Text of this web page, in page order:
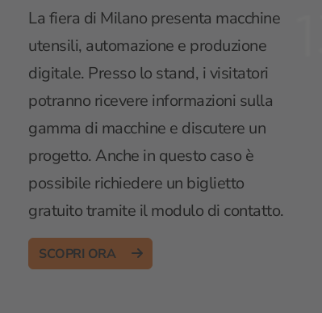
La fiera di Milano presenta macchine
utensili, automazione e produzione
digitale. Presso lo stand, i visitatori
potranno ricevere informazioni sulla
gamma di macchine e discutere un
progetto. Anche in questo caso è
possibile richiedere un biglietto
gratuito tramite il modulo di contatto.
SCOPRI ORA